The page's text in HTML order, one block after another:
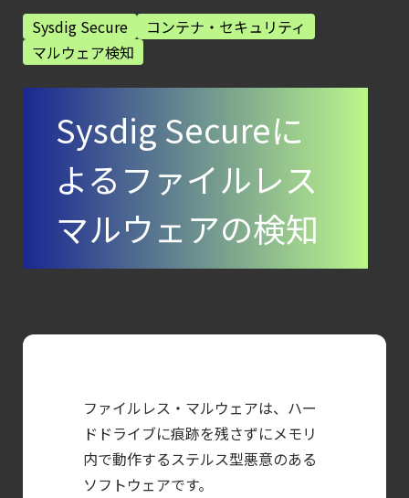
Managementの全体像
【お知らせ】
ブログを更新しました
CTEMとは何か｜
攻撃者視点でクラウドの弱点を可視化する新
【ブログ】
2026年6月
【ブログ】
Cloud Security
ガイド
【ブログ】
CWPP（Cloud
Sysdig Secure
コンテナ・セキュリティ
マルウェア検知
Sysdig Secureに
よるファイルレス
マルウェアの検知
ファイルレス・マルウェアは、ハー
ドドライブに痕跡を残さずにメモリ
内で動作するステルス型悪意のある
ソフトウェアです。